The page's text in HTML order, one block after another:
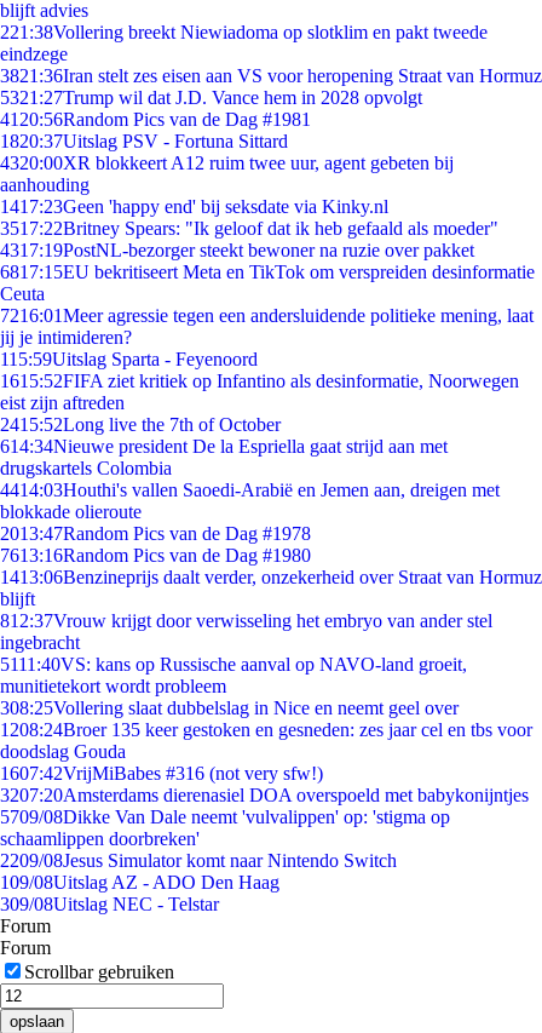
blijft advies
221:38Vollering breekt Niewiadoma op slotklim en pakt tweede
eindzege
3821:36Iran stelt zes eisen aan VS voor heropening Straat van Hormuz
5321:27Trump wil dat J.D. Vance hem in 2028 opvolgt
41 20:56Random Pics van de Dag #1981
1820:37Uitslag PSV - Fortuna Sittard
4320:00XR blokkeert A12 ruim twee uur, agent gebeten bij
aanhouding
1417:23Geen 'happy end' bij seksdate via Kinky.nl
3517:22Britney Spears: "Ik geloof dat ik heb gefaald als moeder"
4317:19PostNL-bezorger steekt bewoner na ruzie over pakket
6817:15EU bekritiseert Meta en TikTok om verspreiden desinformatie
Ceuta
7216:01Meer agressie tegen een andersluidende politieke mening, laat
jij je intimideren?
115:59Uitslag Sparta - Feyenoord
1615:52FIFA ziet kritiek op Infantino als desinformatie, Noorwegen
eist zijn aftreden
2415:52Long live the 7th of October
614:34Nieuwe president De la Espriella gaat strijd aan met
drugskartels Colombia
4414:03Houthi's vallen Saoedi-Arabië en Jemen aan, dreigen met
blokkade olieroute
2013:47Random Pics van de Dag #1978
7613:16Random Pics van de Dag #1980
1413:06Benzineprijs daalt verder, onzekerheid over Straat van Hormuz
blijft
812:37Vrouw krijgt door verwisseling het embryo van ander stel
ingebracht
5111:40VS: kans op Russische aanval op NAVO-land groeit,
munitietekort wordt probleem
308:25Vollering slaat dubbelslag in Nice en neemt geel over
1208:24Broer 135 keer gestoken en gesneden: zes jaar cel en tbs voor
doodslag Gouda
1607:42VrijMiBabes #316 (not very sfw!)
3207:20Amsterdams dierenasiel DOA overspoeld met babykonijntjes
5709/08Dikke Van Dale neemt 'vulvalippen' op: 'stigma op
schaamlippen doorbreken'
2209/08Jesus Simulator komt naar Nintendo Switch
109/08Uitslag AZ - ADO Den Haag
309/08Uitslag NEC - Telstar
Forum
Forum
Scrollbar gebruiken
opslaan